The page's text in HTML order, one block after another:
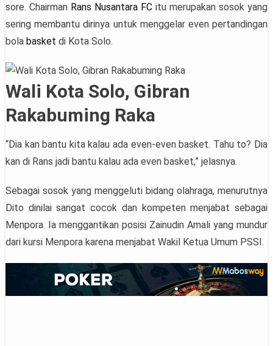
sore. Chairman Rans Nusantara FC itu merupakan sosok yang
sering membantu dirinya untuk menggelar even pertandingan
bola basket di Kota Solo.
Wali Kota Solo, Gibran
Rakabuming Raka
“Dia kan bantu kita kalau ada even-even basket. Tahu to? Dia
kan di Rans jadi bantu kalau ada even basket,” jelasnya.
Sebagai sosok yang menggeluti bidang olahraga, menurutnya
Dito dinilai sangat cocok dan kompeten menjabat sebagai
Menpora. Ia menggantikan posisi Zainudin Amali yang mundur
dari kursi Menpora karena menjabat Wakil Ketua Umum PSSI.